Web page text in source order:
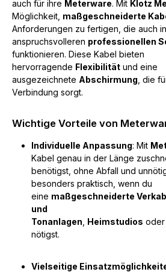
auch für ihre Meterware. Mit Klotz
Möglichkeit, maßgeschneiderte
Anforderungen zu fertigen, die auch in
anspruchsvolleren professionellen
funktionieren. Diese Kabel bieten
hervorragende Flexibilität und eine
ausgezeichnete Abschirmung , die
Verbindung sorgt.
Wichtige Vorteile von
Individuelle Anpassung: Mit
Kabel genau in der Länge
benötigst, ohne Abfall und
besonders praktisch, wenn du
eine maßgeschneiderte
und
Tonanlagen Heimstudios oder
nötigst.
Vielseitige